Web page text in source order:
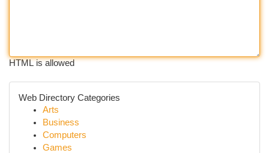
HTML is allowed
Web Directory Categories
Arts
Business
Computers
Games